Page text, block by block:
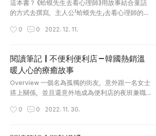
以無負擔的看完一個小章節，並且因為這本書的
忘記前面的劇情跟現在看的內容接不起來，也不
分10-15分鐘左右可以看完一個小故事，快一點的
話可能5分鐘?! 總之就是一個在短時間內可以看完
的各種短篇小說的..
這本書？ 《蛤蟆先生去看心理師》用故事結合童話
的方式去撰寫，主人公「蛤蟆先生」去看心理師的故
的，反而是擔心蛤蟆先生的鼴鼠、河鼠、老獾這些
他開始這趟諮商之旅。從一開始的半強迫，到後來
蛤蟆先生會開始期待心理諮商的時間，整本書把
所有心理諮商的過程都記錄了下來，並且主要以
「溝通分析」這套心理治療法為主軸，而我們可以輕
鬆的以第三人稱的觀點參與在其中。接著隨著時
只有1-2分，變成9分！由此可見，這段諮商之旅，
分析(Transactional Analysis，TA)的概念，起初
0 0 2022. 12. 11.
閱讀筆記｜不便利便利店－韓國熱銷溫
暖人心的療癒故事
Overview 一個名為孤獨的街友，意外跟一名女士
搭上關係，並且還意外地成為便利店的夜班兼職
活圈但不同內容的故事，並且很意外的這名街友
這名街友讓人覺得超級意想不到的過去。 Informa
0 0 2022. 11. 30.